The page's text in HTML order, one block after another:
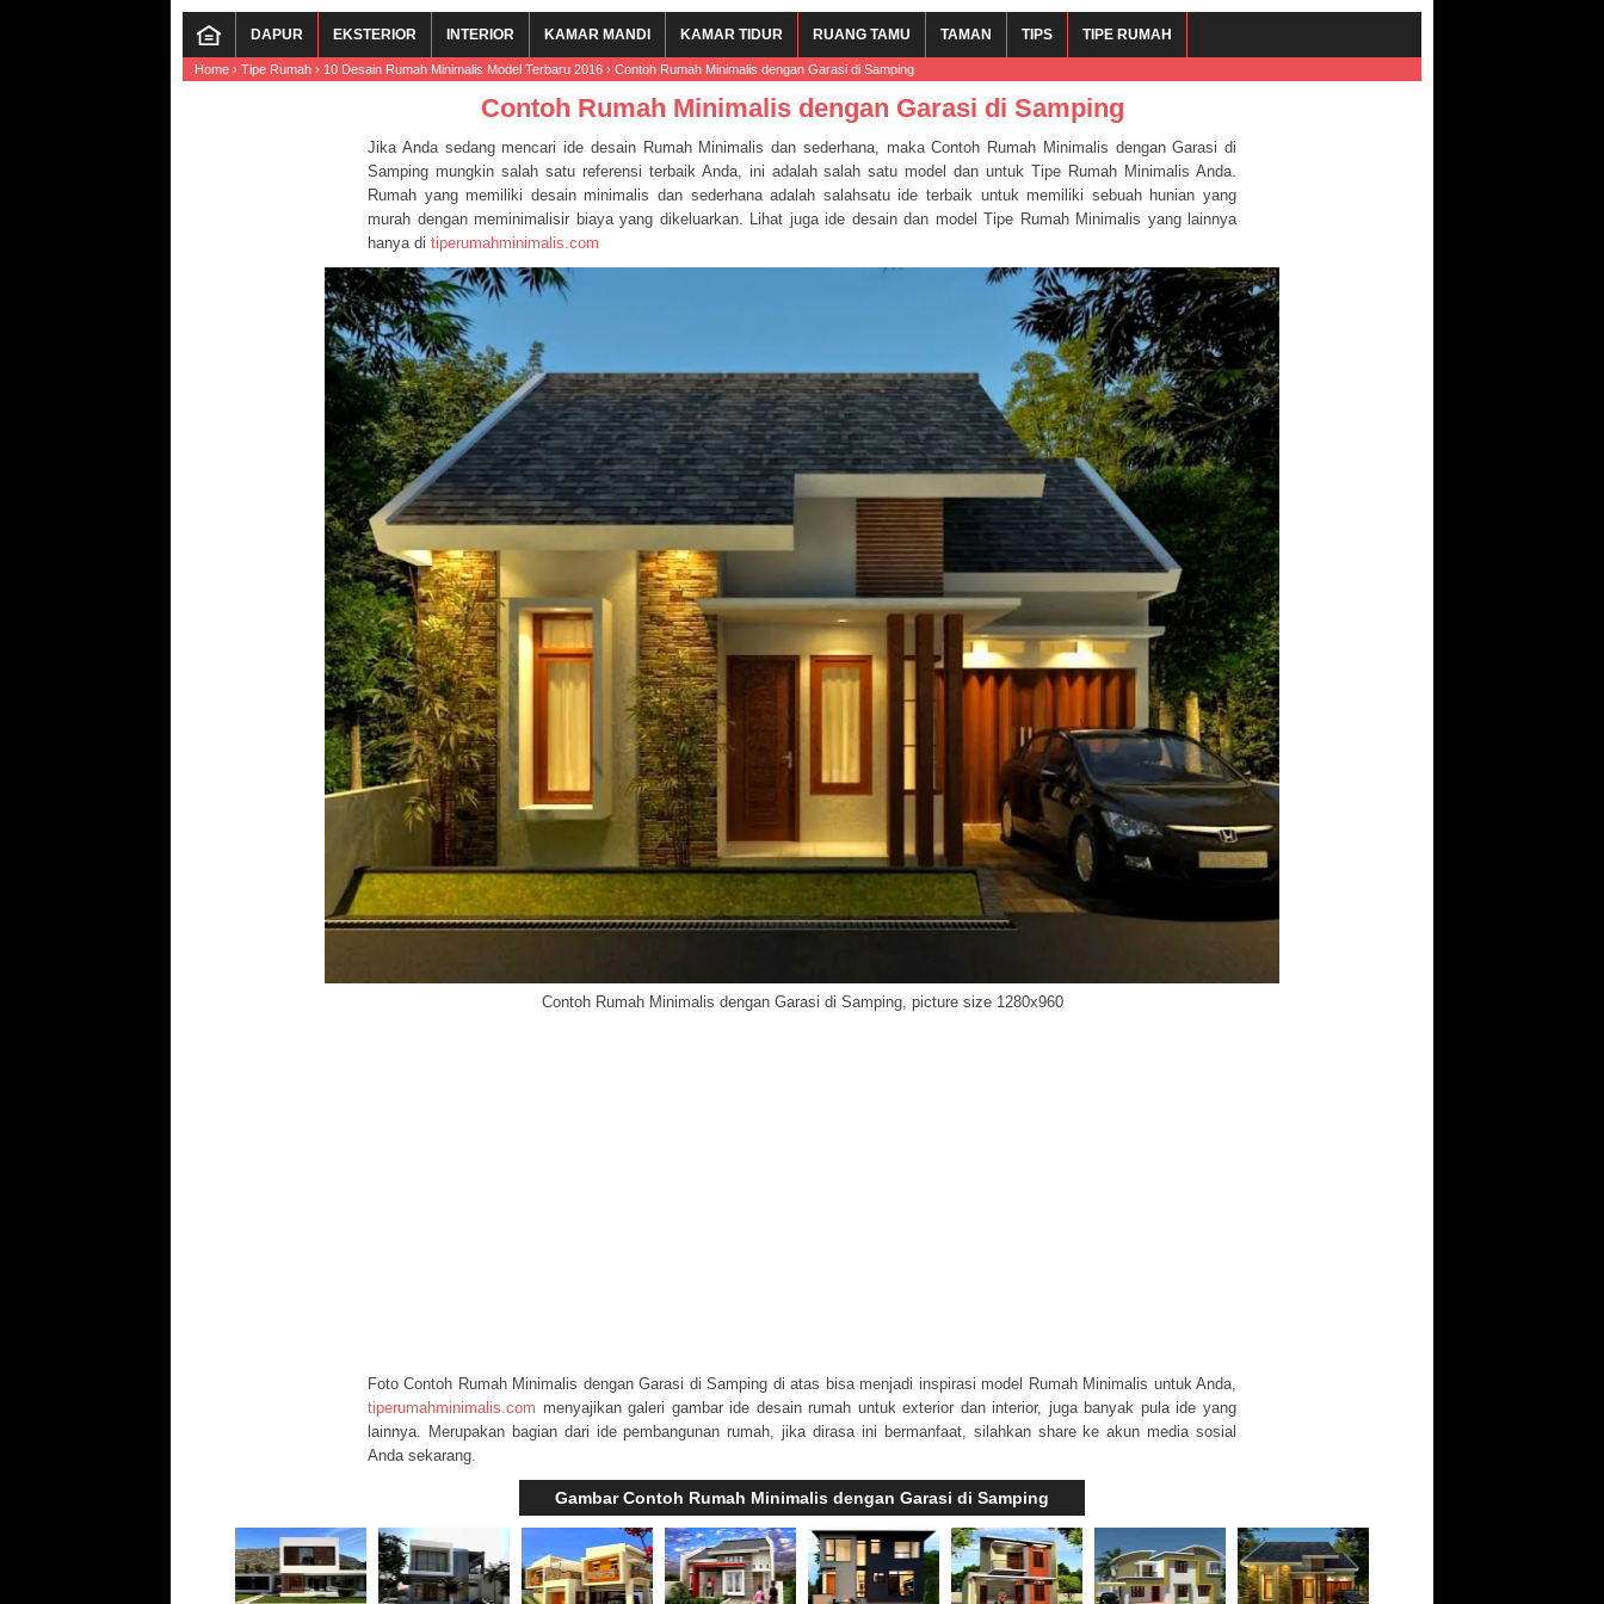
DAPUR EKSTERIOR INTERIOR KAMAR MANDI KAMAR TIDUR RUANG TAMU TAMAN TIPS TIPE RUMAH
Home › Tipe Rumah › 10 Desain Rumah Minimalis Model Terbaru 2016 › Contoh Rumah Minimalis dengan Garasi di Samping
Contoh Rumah Minimalis dengan Garasi di Samping
Jika Anda sedang mencari ide desain Rumah Minimalis dan sederhana, maka Contoh Rumah Minimalis dengan Garasi di
Samping mungkin salah satu referensi terbaik Anda, ini adalah salah satu model dan untuk Tipe Rumah Minimalis Anda.
Rumah yang memiliki desain minimalis dan sederhana adalah salahsatu ide terbaik untuk memiliki sebuah hunian yang
murah dengan meminimalisir biaya yang dikeluarkan. Lihat juga ide desain dan model Tipe Rumah Minimalis yang lainnya
hanya di tiperumahminimalis.com
Contoh Rumah Minimalis dengan Garasi di Samping, picture size 1280x960
Foto Contoh Rumah Minimalis dengan Garasi di Samping di atas bisa menjadi inspirasi model Rumah Minimalis untuk Anda,
tiperumahminimalis.com menyajikan galeri gambar ide desain rumah untuk exterior dan interior, juga banyak pula ide yang
lainnya. Merupakan bagian dari ide pembangunan rumah, jika dirasa ini bermanfaat, silahkan share ke akun media sosial
Anda sekarang.
Gambar Contoh Rumah Minimalis dengan Garasi di Samping